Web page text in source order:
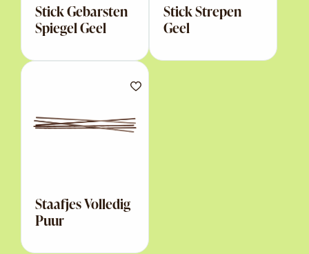
Stick Gebarsten
Spiegel Geel
Stick Strepen
Geel
Staafjes Volledig
Puur